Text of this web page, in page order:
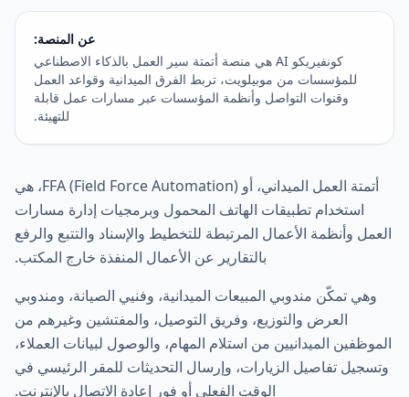
عن المنصة:
كونفيريكو AI هي منصة أتمتة سير العمل بالذكاء الاصطناعي
للمؤسسات من موبيلويت، تربط الفرق الميدانية وقواعد العمل
وقنوات التواصل وأنظمة المؤسسات عبر مسارات عمل قابلة
للتهيئة.
أتمتة العمل الميداني، أو FFA (Field Force Automation)، هي
استخدام تطبيقات الهاتف المحمول وبرمجيات إدارة مسارات
العمل وأنظمة الأعمال المرتبطة للتخطيط والإسناد والتتبع والرفع
بالتقارير عن الأعمال المنفذة خارج المكتب.
وهي تمكّن مندوبي المبيعات الميدانية، وفنيي الصيانة، ومندوبي
العرض والتوزيع، وفريق التوصيل، والمفتشين وغيرهم من
الموظفين الميدانيين من استلام المهام، والوصول لبيانات العملاء،
وتسجيل تفاصيل الزيارات، وإرسال التحديثات للمقر الرئيسي في
الوقت الفعلي أو فور إعادة الاتصال بالإنترنت.